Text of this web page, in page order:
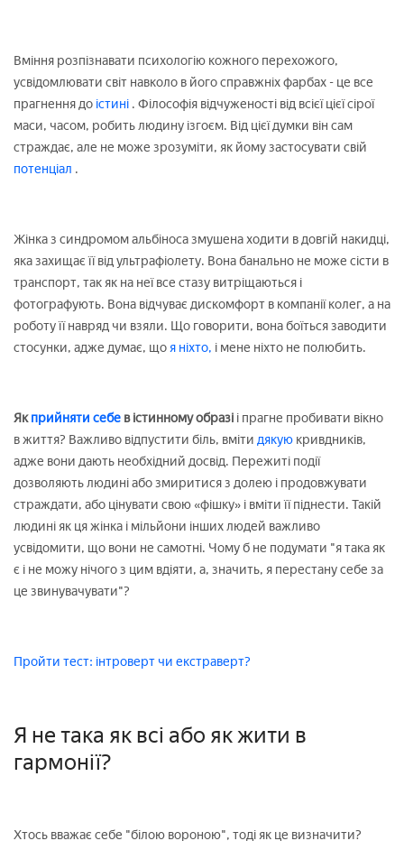
Вміння розпізнавати психологію кожного перехожого,
усвідомлювати світ навколо в його справжніх фарбах - це все
прагнення до істині . Філософія відчуженості від всієї цієї сірої
маси, часом, робить людину ізгоєм. Від цієї думки він сам
страждає, але не може зрозуміти, як йому застосувати свій
потенціал .
Жінка з синдромом альбіноса змушена ходити в довгій накидці,
яка захищає її від ультрафіолету. Вона банально не може сісти в
транспорт, так як на неї все стазу витріщаються і
фотографують. Вона відчуває дискомфорт в компанії колег, а на
роботу її навряд чи взяли. Що говорити, вона боїться заводити
стосунки, адже думає, щоя ніхто, і мене ніхто не полюбить.
Якприйняти себе в істинному образі і прагне пробивати вікно
в життя? Важливо відпустити біль, вміти дякую кривдників,
адже вони дають необхідний досвід. Пережиті події
дозволяють людині або змиритися з долею і продовжувати
страждати, або цінувати свою «фішку» і вміти її піднести. Такій
людині як ця жінка і мільйони інших людей важливо
усвідомити, що вони не самотні. Чому б не подумати "я така як
є і не можу нічого з цим вдіяти, а, значить, я перестану себе за
це звинувачувати"?
Пройти тест: інтроверт чи екстраверт?
Я не така як всі або як жити в
гармонії?
Хтось вважає себе "білою вороною", тоді як це визначити?